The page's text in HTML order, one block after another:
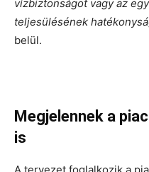
vízbiztonságot vagy az
teljesülésének
belül.
Megjelennek a
is